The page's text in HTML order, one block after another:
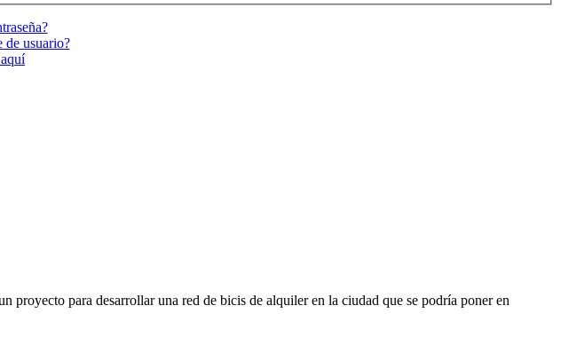
de usuario?
para desarrollar una red de bicis de alquiler en la ciudad que se podría poner en